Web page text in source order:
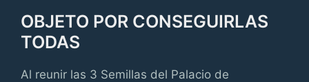
OBJETO POR CONSEGUIRLAS
TODAS
Al reunir las 3 Semillas del Palacio de